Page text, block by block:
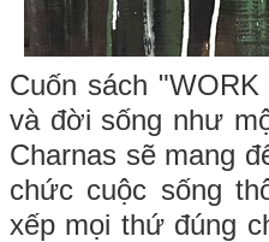
Cuốn sách
và đời sống như
Charnas sẽ mang
chức cuộc sống
xếp mọi thứ đúng